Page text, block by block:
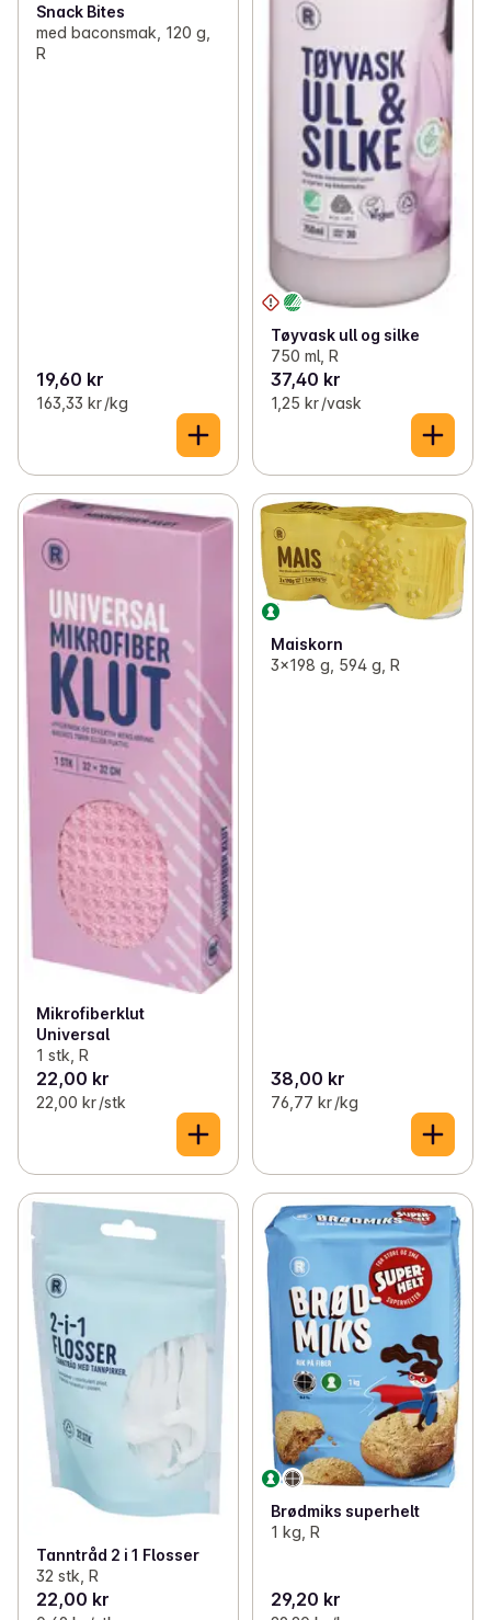
Snack Bites
med baconsmak, 120 g,
R
19,60 kr
163,33 kr /kg
Tøyvask ull og silke
750 ml, R
37,40 kr
1,25 kr /vask
Mikrofiberklut
Universal
1 stk, R
22,00 kr
22,00 kr /stk
Maiskorn
3x198 g, 594 g, R
38,00 kr
76,77 kr /kg
Tanntråd 2 i 1 Flosser
32 stk, R
22,00 kr
Brødmiks superhelt
1 kg, R
29,20 kr